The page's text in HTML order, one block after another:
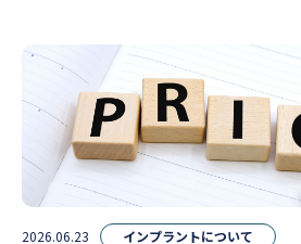
ッジよりも耐久年数が長いことに
健康な歯を削る必要がないのも特徴です。 ま
やブリッジに比べ、インプラント
目」に仕上がり、自分の歯に近い
れることが期待できます。 そうした特徴から、インプラ
ントは「第二の永久歯」とも称さ
では、「全部の歯を治療する方法
れ歯・インプラントオーバーデン
説いたします。 あわせて、インプラントまたは総入れ歯
がおすすめな人（向いている人）
介いたします。 全部の歯を治療する方法【オールオン
4・総入れ歯・インプラントオーバー
オールオン４(オールオンフォー) オールオン４（All-
2026.06.23 インプラントについて